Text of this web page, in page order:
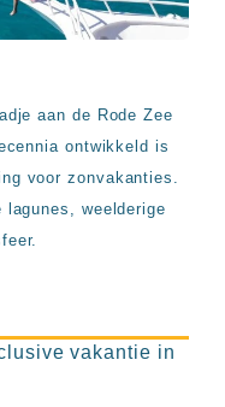
aan de Rode Zee
ontwikkeld is
voor zonvakanties.
weelderige
vakantie in